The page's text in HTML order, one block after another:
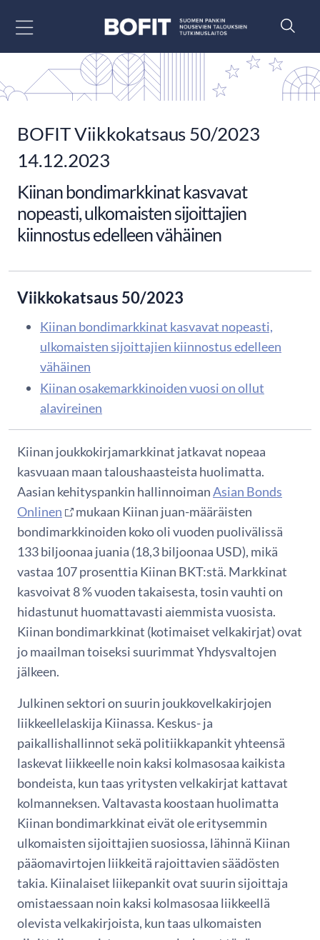
BOFIT Viikkokatsaus 50/2023
14.12.2023
Kiinan bondimarkkinat kasvavat
nopeasti, ulkomaisten sijoittajien
kiinnostus edelleen vähäinen
Viikkokatsaus 50/2023
Kiinan bondimarkkinat kasvavat nopeasti,
ulkomaisten sijoittajien kiinnostus edelleen
vähäinen
Kiinan osakemarkkinoiden vuosi on ollut
alavireinen
Kiinan joukkokirjamarkkinat jatkavat nopeaa
kasvuaan maan taloushaasteista huolimatta.
Aasian kehityspankin hallinnoimanAsian Bonds
Onlinen
mukaan Kiinan juan-määräisten
bondimarkkinoiden koko oli vuoden puolivälissä
133 biljoonaa juania (18,3 biljoonaa USD), mikä
vastaa 107 prosenttia Kiinan BKT:stä. Markkinat
kasvoivat 8 % vuoden takaisesta, tosin vauhti on
hidastunut huomattavasti aiemmista vuosista.
Kiinan bondimarkkinat (kotimaiset velkakirjat) ovat
jo maailman toiseksi suurimmat Yhdysvaltojen
jälkeen.
Julkinen sektori on suurin joukkovelkakirjojen
liikkeellelaskija Kiinassa. Keskus- ja
paikallishallinnot sekä politiikkapankit yhteensä
laskevat liikkeelle noin kaksi kolmasosaa kaikista
bondeista, kun taas yritysten velkakirjat kattavat
kolmanneksen. Valtavasta koostaan huolimatta
Kiinan bondimarkkinat eivät ole eritysemmin
ulkomaisten sijoittajien suosiossa, lähinnä Kiinan
pääomavirtojen liikkeitä rajoittavien säädösten
takia. Kiinalaiset liikepankit ovat suurin sijoittaja
omistaessaan noin kaksi kolmasosaa liikkeellä
olevista velkakirjoista, kun taas ulkomaisten